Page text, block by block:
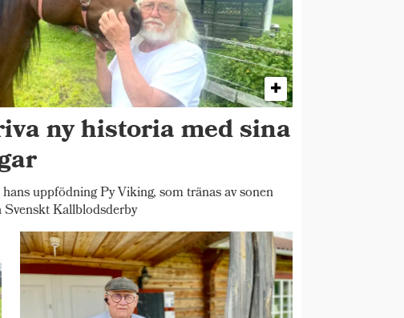
ny historia med sina
uppfödning Py Viking, som tränas av sonen
Kallblodsderby